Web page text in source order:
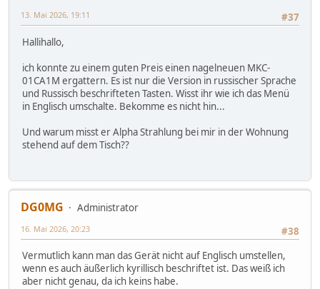
#37
13. Mai 2026, 19:11
Hallihallo,
ich konnte zu einem guten Preis einen nagelneuen MKC-
01CA1M ergattern. Es ist nur die Version in russischer Sprache
und Russisch beschrifteten Tasten. Wisst ihr wie ich das Menü
in Englisch umschalte. Bekomme es nicht hin...
Und warum misst er Alpha Strahlung bei mir in der Wohnung
stehend auf dem Tisch??
DG0MG
Administrator
#38
16. Mai 2026, 20:23
Vermutlich kann man das Gerät nicht auf Englisch umstellen,
wenn es auch äußerlich kyrillisch beschriftet ist. Das weiß ich
aber nicht genau, da ich keins habe.